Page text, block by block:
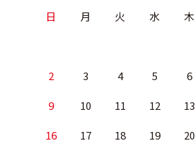
日 月 火 水 木
2 3 4 5 6
9 10 11 12 13
16 17 18 19 20